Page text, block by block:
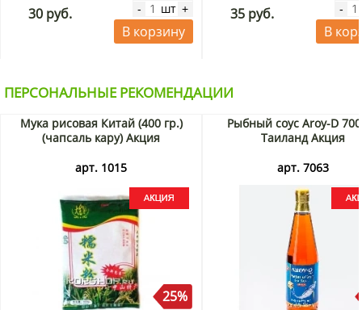
30 руб. - шт +
В корзину
35 руб. -
В
ПЕРСОНАЛЬНЫЕ РЕКОМЕНДАЦИИ
Мука рисовая Китай (400 гр.)
(чапсаль кару) Акция
арт. 1015
25%
Рыбный соус Aroy-D
Таиланд Акция
арт. 7063